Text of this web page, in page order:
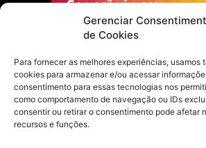
Gerenciar
de Cookies
Para fornecer as melhores experiências, usamos
cookies para armazenar e/ou acessar
consentimento para essas tecnologias nos
como comportamento de navegação ou IDs
consentir ou retirar o consentimento pode afetar
recursos e funções.
Escolha do Editor
Justiça Itinerante garante
fundiária e casamento comunitário para
famílias em Portel